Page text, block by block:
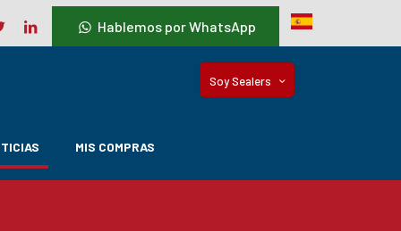
Hablemos por WhatsApp
MIS COMPRAS
Soy Sealers